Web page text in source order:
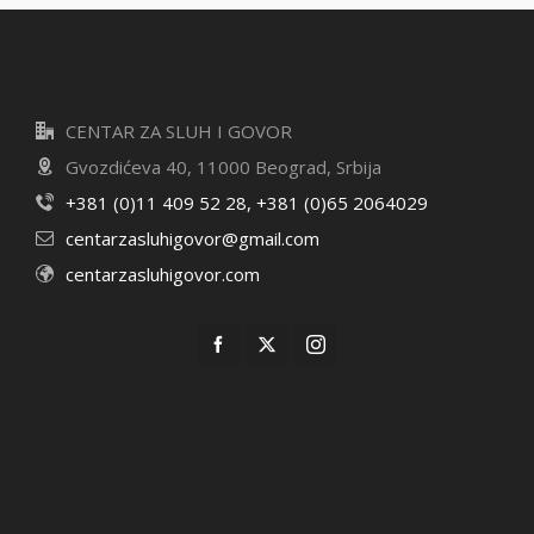
CENTAR ZA SLUH I GOVOR
Gvozdićeva 40, 11000 Beograd, Srbija
+381 (0)11 409 52 28, +381 (0)65 2064029
centarzasluhigovor@gmail.com
centarzasluhigovor.com